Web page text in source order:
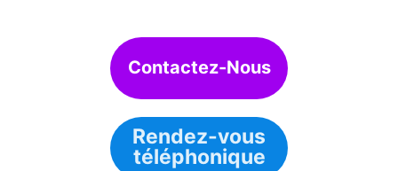
Contactez-Nous
Rendez-vous
téléphonique